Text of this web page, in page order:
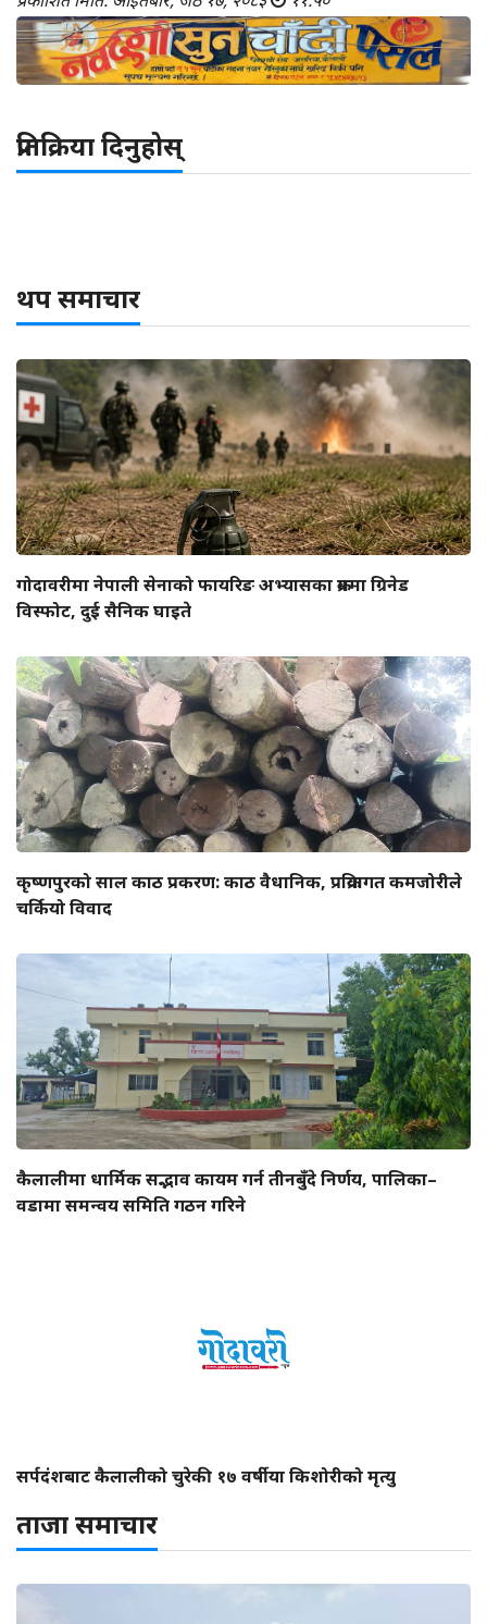
प्रतिक्रिया दिनुहोस्
थप समाचार
गोदावरीमा नेपाली सेनाको फायरिङ अभ्यासका क्रममा ग्रिनेड
विस्फोट, दुई सैनिक घाइते
कृष्णपुरको साल काठ प्रकरण: काठ वैधानिक, प्रक्रियागत कमजोरीले
चर्कियो विवाद
कैलालीमा धार्मिक सद्भाव कायम गर्न तीनबुँदे निर्णय, पालिका–
वडामा समन्वय समिति गठन गरिने
सर्पदंशबाट कैलालीको चुरेकी १७ वर्षीया किशोरीको मृत्यु
ताजा समाचार